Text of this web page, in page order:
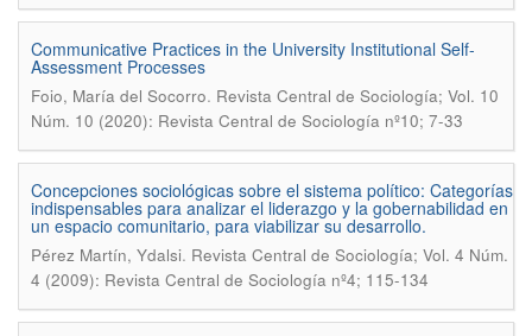
Communicative Practices in the University Institutional Self-
Assessment Processes
Foio, María del Socorro. Revista Central de Sociología; Vol. 10
Núm. 10 (2020): Revista Central de Sociología nº10; 7-33
Concepciones sociológicas sobre el sistema político: Categorías
indispensables para analizar el liderazgo y la gobernabilidad en
un espacio comunitario, para viabilizar su desarrollo.
Pérez Martín, Ydalsi. Revista Central de Sociología; Vol. 4 Núm.
4 (2009): Revista Central de Sociología nº4; 115-134